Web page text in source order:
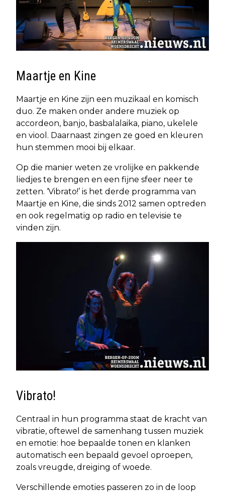
Maartje en Kine
Maartje en Kine zijn een muzikaal en komisch
duo. Ze maken onder andere muziek op
accordeon, banjo, basbalalaika, piano, ukelele
en viool. Daarnaast zingen ze goed en kleuren
hun stemmen mooi bij elkaar.
Op die manier weten ze vrolijke en pakkende
liedjes te brengen en een fijne sfeer neer te
zetten. ‘Vibrato!’ is het derde programma van
Maartje en Kine, die sinds 2012 samen optreden
en ook regelmatig op radio en televisie te
vinden zijn.
Vibrato!
Centraal in hun programma staat de kracht van
vibratie, oftewel de samenhang tussen muziek
en emotie: hoe bepaalde tonen en klanken
automatisch een bepaald gevoel oproepen,
zoals vreugde, dreiging of woede.
Verschillende emoties passeren zo in de loop